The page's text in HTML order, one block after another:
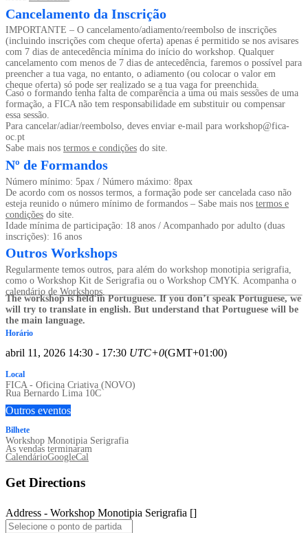
Cancelamento da Inscrição
IMPORTANTE – O cancelamento/adiamento/reembolso de inscrições
(incluindo inscrições com cheque oferta) apenas é permitido se nos avisares
com 7 dias de antecedência mínima do início do workshop. Qualquer
cancelamento com menos de 7 dias de antecedência, faremos o possível para
preencher a tua vaga, no entanto, o adiamento (ou colocar o valor em
cheque oferta) só pode ser realizado se a tua vaga for preenchida.
Caso o formando tenha falta de comparência a uma ou mais sessões de uma
formação, a FICA não tem responsabilidade em substituir ou compensar
essa sessão.
Para cancelar/adiar/reembolso, deves enviar e-mail para workshop@fica-
oc.pt
Sabe mais nos termos e condições do site.
Nº de Formandos
Número mínimo: 5pax / Número máximo: 8pax
De acordo com os nossos termos, a formação pode ser cancelada caso não
esteja reunido o número mínimo de formandos – Sabe mais nos termos e
condições do site.
Idade mínima de participação: 18 anos / Acompanhado por adulto (duas
inscrições): 16 anos
Outros Workshops
Regularmente temos outros, para além do workshop monotipia serigrafia,
como o Workshop Kit de Serigrafia ou o Workshop CMYK
Acompanha o
calendário de Workshops
The workshop is held in Portuguese. If you don’t speak Portuguese, we
will try to translate in english. But understand that Portuguese will be
the main language.
Horário
abril 11, 2026 14:30 - 17:30 UTC+0(GMT+01:00)
Local
FICA - Oficina Criativa (NOVO)
Rua Bernardo Lima 10C
Outros eventos
Bilhete
Workshop Monotipia Serigrafia
As vendas terminaram
CalendárioGoogleCal
Get Directions
Address - Workshop Monotipia Serigrafia []